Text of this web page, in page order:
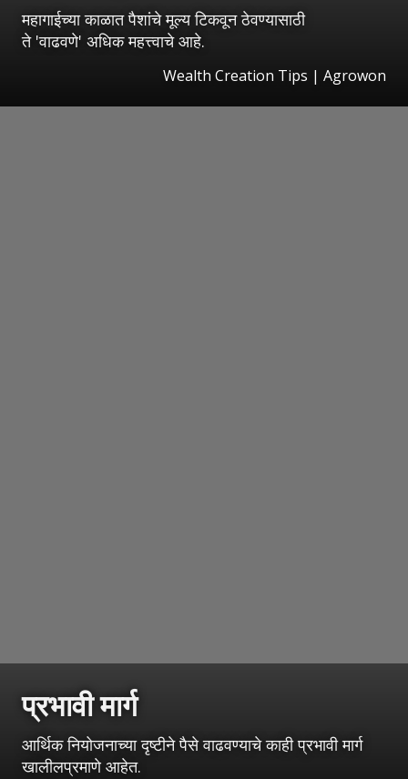
महागाईच्या काळात पैशांचे मूल्य टिकवून ठेवण्यासाठी
ते 'वाढवणे' अधिक महत्त्वाचे आहे.
Wealth Creation Tips | Agrowon
प्रभावी मार्ग
आर्थिक नियोजनाच्या दृष्टीने पैसे वाढवण्याचे काही प्रभावी मार्ग
खालीलप्रमाणे आहेत.